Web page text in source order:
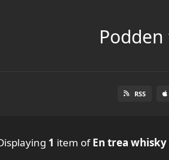
RSS
1 item ofEn trea whisky